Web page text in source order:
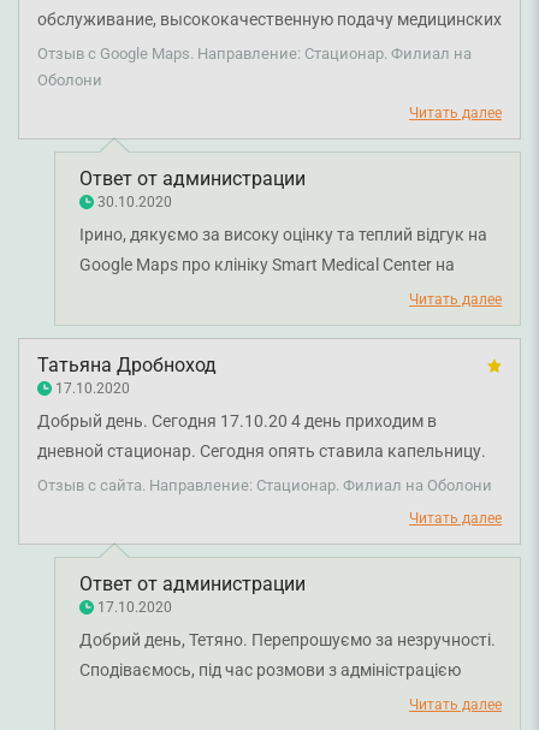
обслуживание, высококачественную подачу медицинских
услуг. Очень внимательные врачи, обслуживающий
персонал. Очередей нет, хорошая организация записи.
Есть дневной стационар, возможность поставить
капельницу. В вестибюле каждый может приготовить
себе обалденный кофе, отдохнуть после процедуры,
выпить чай. Спасибо, что вы есть!!! 👍🙏☀️❤️
Отзыв с Google Maps. Направление: Стационар. Филиал на
Оболони
Читать далее
Ответ от администрации
30.10.2020
Ірино, дякуємо за високу оцінку та теплий відгук на
Google Maps про клініку Smart Medical Center на
Оболоні і наших співробітників. Нам дуже приємно,
що ви залишилися задоволені візитом і сервісом
медичного центру. Дякуємо за довіру і щиро
бажаємо вам міцного здоров’я!
Читать далее
Татьяна Дробноход
17.10.2020
Добрый день. Сегодня 17.10.20 4 день приходим в
дневной стационар. Сегодня опять ставила капельницу.
На просьбу найти специалиста который переведёт
игнорирование.
Отзыв с сайта. Направление: Стационар. Филиал на Оболони
Читать далее
Ответ от администрации
17.10.2020
Добрий день, Тетяно. Перепрошуємо за незручності.
Сподіваємось, під час розмови з адміністрацією
вдалося вирішити ситуацію й узгодити нашіЧитать далее